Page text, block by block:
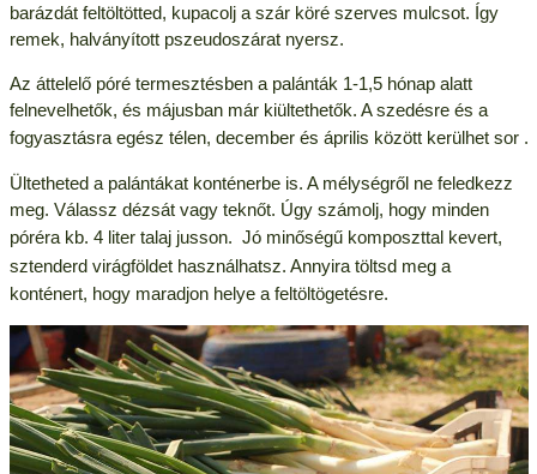
barázdát feltöltötted, kupacolj a szár köré szerves mulcsot. Így
remek, halványított pszeudoszárat nyersz.
Az áttelelő póré termesztésben a palánták 1-1,5 hónap alatt
felnevelhetők, és májusban már kiültethetők. A szedésre és a
fogyasztásra egész télen, december és április között kerülhet sor .
Ültetheted a palántákat konténerbe is. A mélységről ne feledkezz
meg. Válassz dézsát vagy teknőt. Úgy számolj, hogy minden
póréra kb. 4 liter talaj jusson. Jó minőségű komposzttal kevert,
sztenderd virágföldet használhatsz. Annyira töltsd meg a
konténert, hogy maradjon helye a feltöltögetésre.